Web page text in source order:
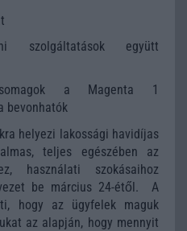
szolgáltatások együtt
a Magenta 1
bevonhatók
helyezi lakossági havidíjas
teljes egészében az
használati szokásaihoz
be március 24-étől. A
hogy az ügyfelek maguk
az alapján, hogy mennyit